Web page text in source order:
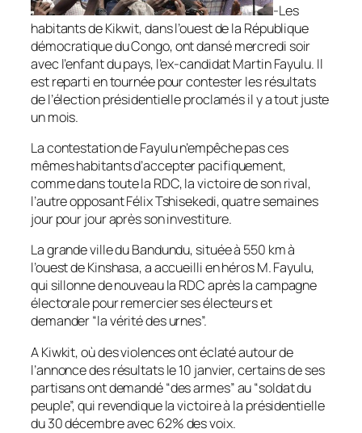
-Les
habitants de Kikwit, dans l’ouest de la République
démocratique du Congo, ont dansé mercredi soir
avec l’enfant du pays, l’ex-candidat Martin Fayulu. Il
est reparti en tournée pour contester les résultats
de l’élection présidentielle proclamés il y a tout juste
un mois.
La contestation de Fayulu n’empêche pas ces
mêmes habitants d’accepter pacifiquement,
comme dans toute la RDC, la victoire de son rival,
l’autre opposant Félix Tshisekedi, quatre semaines
jour pour jour après son investiture.
La grande ville du Bandundu, située à 550 km à
l’ouest de Kinshasa, a accueilli en héros M. Fayulu,
qui sillonne de nouveau la RDC après la campagne
électorale pour remercier ses électeurs et
demander “la vérité des urnes”.
A Kiwkit, où des violences ont éclaté autour de
l’annonce des résultats le 10 janvier, certains de ses
partisans ont demandé “des armes” au “soldat du
peuple”, qui revendique la victoire à la présidentielle
du 30 décembre avec 62% des voix.